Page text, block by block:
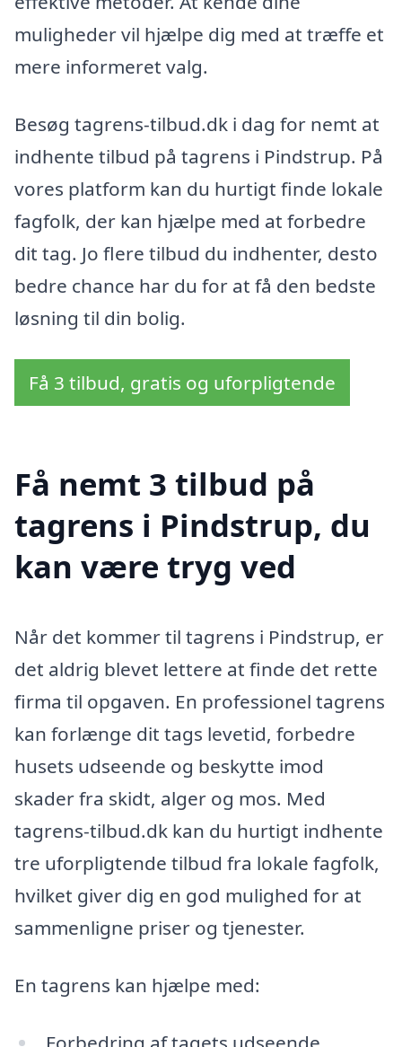
muligheder vil hjælpe dig med at træffe et
mere informeret valg.
Besøg tagrens-tilbud.dk i dag for nemt at
indhente tilbud på tagrens i Pindstrup. På
vores platform kan du hurtigt finde lokale
fagfolk, der kan hjælpe med at forbedre
dit tag. Jo flere tilbud du indhenter, desto
bedre chance har du for at få den bedste
løsning til din bolig.
Få 3 tilbud, gratis og uforpligtende
Få nemt 3 tilbud på
tagrens i Pindstrup, du
kan være tryg ved
Når det kommer til tagrens i Pindstrup, er
det aldrig blevet lettere at finde det rette
firma til opgaven. En professionel tagrens
kan forlænge dit tags levetid, forbedre
husets udseende og beskytte imod
skader fra skidt, alger og mos. Med
tagrens-tilbud.dk kan du hurtigt indhente
tre uforpligtende tilbud fra lokale fagfolk,
hvilket giver dig en god mulighed for at
sammenligne priser og tjenester.
En tagrens kan hjælpe med: